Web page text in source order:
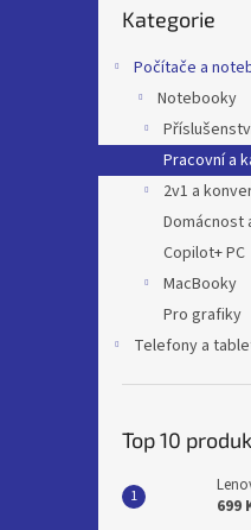
kategorie
Kategorie
Počítače a
Notebooky
Pracovní a
2v1 a
Domácnost
Copilot+ PC
MacBooky
Pro grafiky
Telefony a
Top 10
699